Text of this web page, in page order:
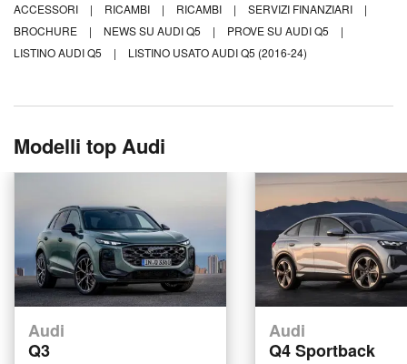
ACCESSORI
| RICAMBI | RICAMBI | SERVIZI FINANZIARI
|
BROCHURE
| NEWS SU AUDI Q5 | PROVE SU AUDI Q5
|
LISTINO AUDI Q5
| LISTINO USATO AUDI Q5 (2016-24)
Modelli top Audi
Audi
Q3
Audi
Q4 Sportback